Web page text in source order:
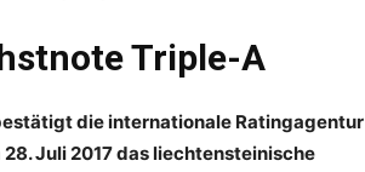
Triple-A
die internationale Ratingagentur
Juli 2017 das liechtensteinische